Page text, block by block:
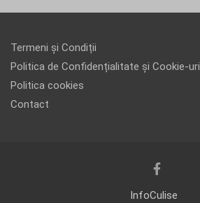
Termeni și Condiții
Politica de Confidențialitate și Cookie-uri
Politica cookies
Contact
InfoCulise